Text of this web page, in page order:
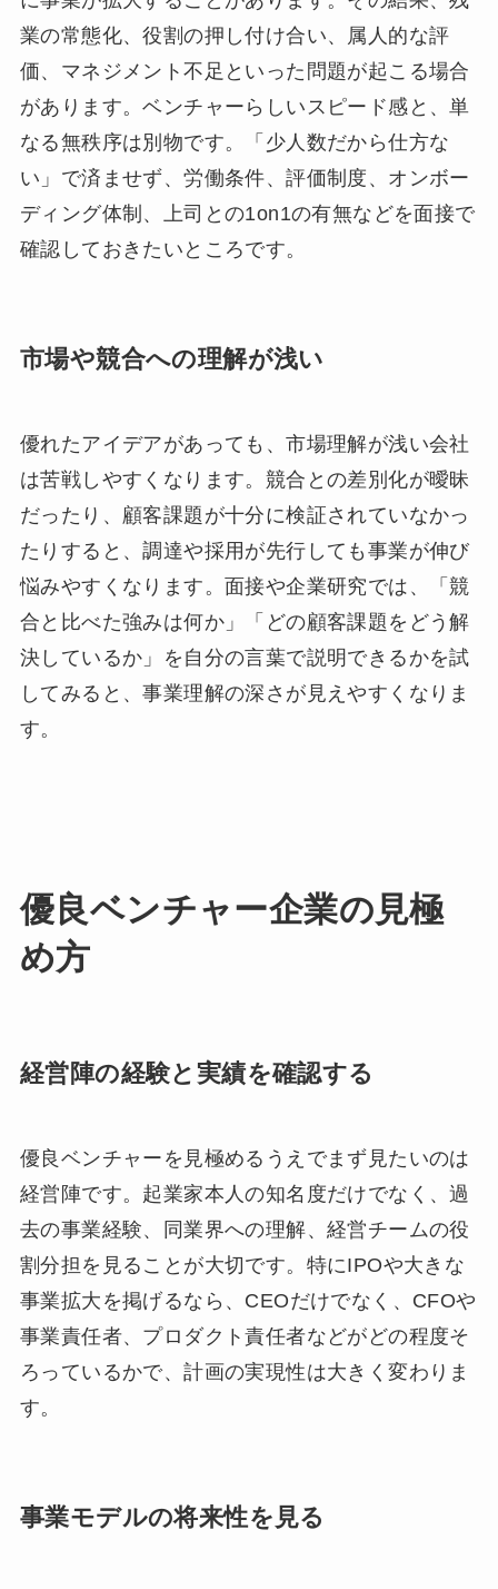
業の常態化、役割の押し付け合い、属人的な評
価、マネジメント不足といった問題が起こる場合
があります。ベンチャーらしいスピード感と、単
なる無秩序は別物です。「少人数だから仕方な
い」で済ませず、労働条件、評価制度、オンボー
ディング体制、上司との1on1の有無などを面接で
確認しておきたいところです。
市場や競合への理解が浅い
優れたアイデアがあっても、市場理解が浅い会社
は苦戦しやすくなります。競合との差別化が曖昧
だったり、顧客課題が十分に検証されていなかっ
たりすると、調達や採用が先行しても事業が伸び
悩みやすくなります。面接や企業研究では、「競
合と比べた強みは何か」「どの顧客課題をどう解
決しているか」を自分の言葉で説明できるかを試
してみると、事業理解の深さが見えやすくなりま
す。
優良ベンチャー企業の見極
め方
経営陣の経験と実績を確認する
優良ベンチャーを見極めるうえでまず見たいのは
経営陣です。起業家本人の知名度だけでなく、過
去の事業経験、同業界への理解、経営チームの役
割分担を見ることが大切です。特にIPOや大きな
事業拡大を掲げるなら、CEOだけでなく、CFOや
事業責任者、プロダクト責任者などがどの程度そ
ろっているかで、計画の実現性は大きく変わりま
す。
事業モデルの将来性を見る